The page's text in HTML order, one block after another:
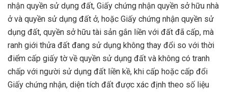
nhận quyền sử dụng đất, Giấy chứng nhận quyền sở hữu nhà
ở và quyền sử dụng đất ở, hoặc Giấy chứng nhận quyền sử
dụng đất, quyền sở hữu tài sản gắn liền với đất đã cấp, mà
ranh giới thửa đất đang sử dụng không thay đổi so với thời
điểm cấp giấy tờ về quyền sử dụng đất và không có tranh
chấp với người sử dụng đất liền kề, khi cấp hoặc cấp đổi
Giấy chứng nhận, diện tích đất được xác định theo số liệu